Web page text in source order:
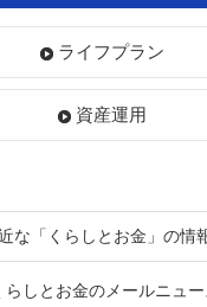
ライフプラン
資産運用
近な「くらしとお金」の
らしとお金のメールニュー